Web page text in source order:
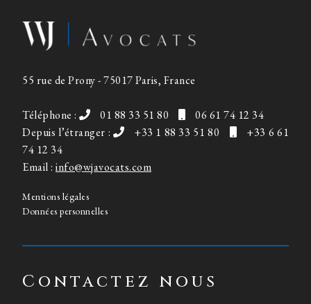
55 rue de Prony - 75017 Paris, France
Téléphone : 01 88 33 51 80
06 61 74 12 34
Depuis l’étranger :
+33 1 88 33 51 80
+33 6 61
74 12 34
Email : info@wjavocats.com
Mentions légales
Données personnelles
Contactez nous